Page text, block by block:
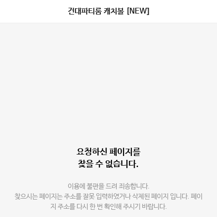
건대파티룸 캐치볼 [NEW]
요청하신 페이지를
찾을 수 없습니다.
이용에 불편을 드려 죄송합니다.
찾으시는 페이지는 주소를 잘못 입력하였거나 삭제된 페이지 입니다. 페이
지 주소를 다시 한 번 확인해 주시기 바랍니다.